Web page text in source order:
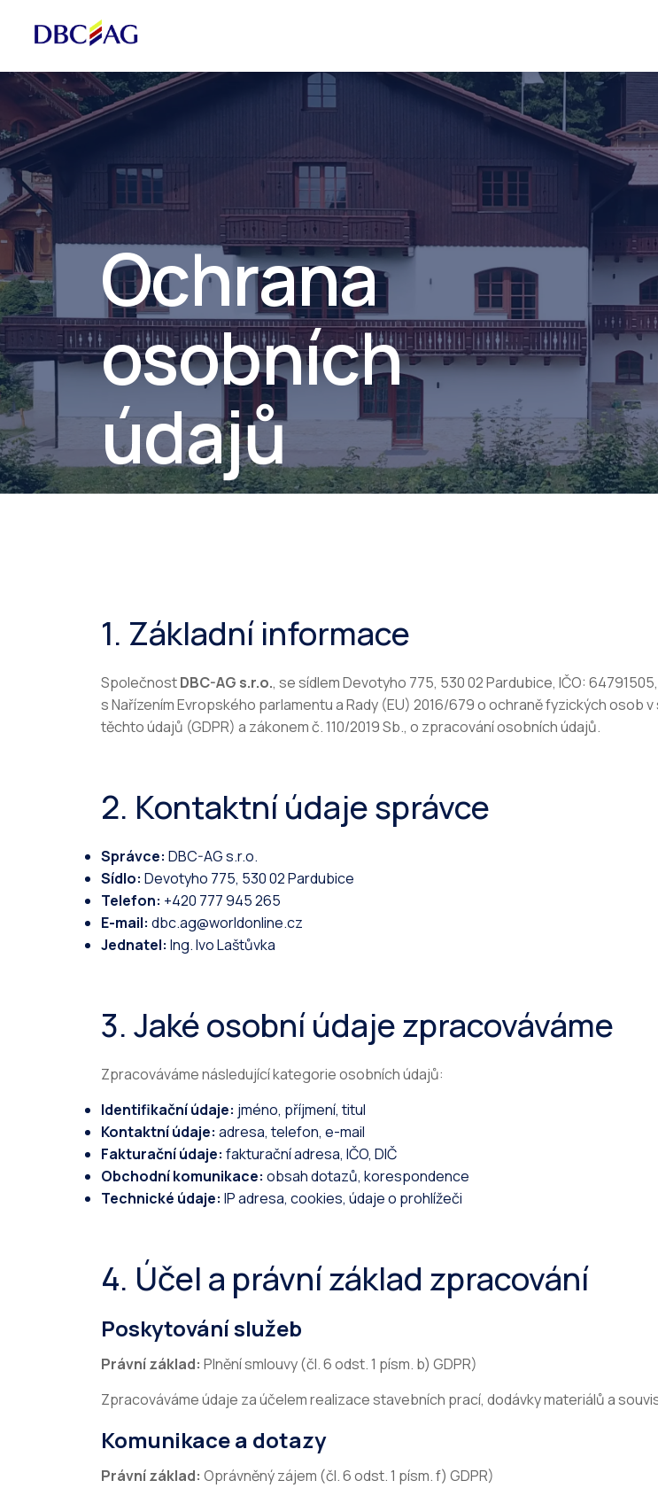
Ochrana
osobních
údajů
1. Základní informace
SpolečnostDBC-AG s.r.o., se sídlem Devotyho 775, 530 02 Pardubice, IČO:
s Nařízením Evropského parlamentu a Rady (EU) 2016/679 o ochraně fyzických
těchto údajů (GDPR) a zákonem č. 110/2019 Sb., o zpracování osobních údajů.
2. Kontaktní údaje správce
Správce: DBC-AG s.r.o.
Sídlo: Devotyho 775, 530 02 Pardubice
Telefon: +420 777 945 265
E-mail: dbc.ag@worldonline.cz
Jednatel: Ing. Ivo Laštůvka
3. Jaké osobní údaje zpracováváme
Zpracováváme následující kategorie osobních údajů:
Identifikační údaje: jméno, příjmení, titul
Kontaktní údaje: adresa, telefon, e-mail
Fakturační údaje: fakturační adresa, IČO, DIČ
Obchodní komunikace: obsah dotazů, korespondence
Technické údaje: IP adresa, cookies, údaje o prohlížeči
4. Účel a právní základ zpracování
Poskytování služeb
Právní základ: Plnění smlouvy (čl. 6 odst. 1 písm. b) GDPR)
Zpracováváme údaje za účelem realizace stavebních prací, dodávky materiálů a
Komunikace a dotazy
Právní základ: Oprávněný zájem (čl. 6 odst. 1 písm. f) GDPR)